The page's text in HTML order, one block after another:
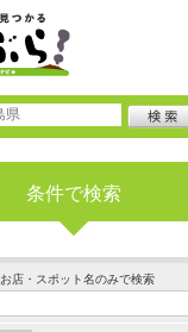
条件で検索
お店・スポット名のみで検索